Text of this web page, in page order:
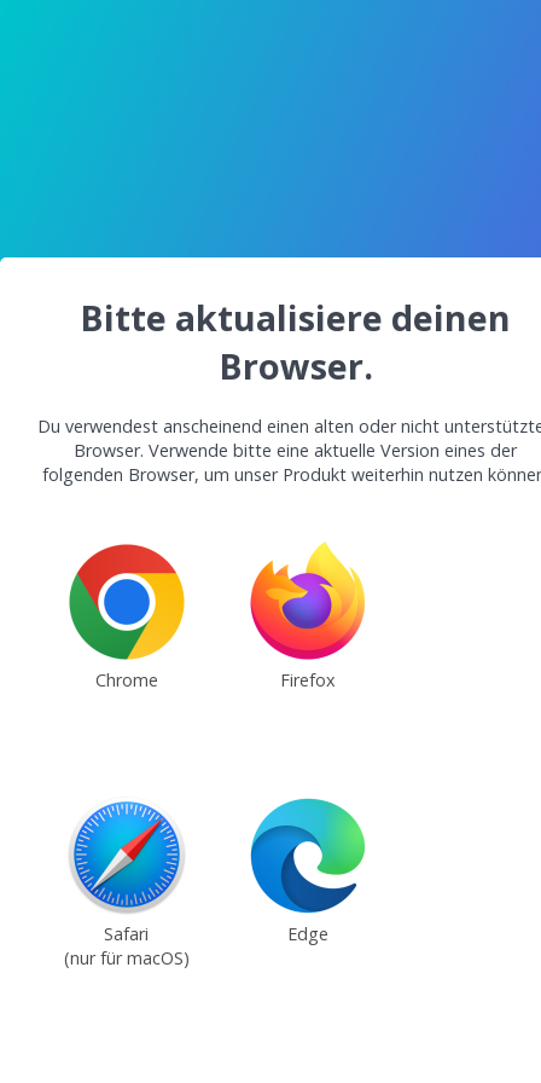
Bitte aktualisiere deinen
Browser.
Du verwendest anscheinend einen alten oder nicht
Browser. Verwende bitte eine aktuelle Version eines der
folgenden Browser, um unser Produkt weiterhin nutzen
Chrome Firefox
Safari
(nur für macOS)
Edge